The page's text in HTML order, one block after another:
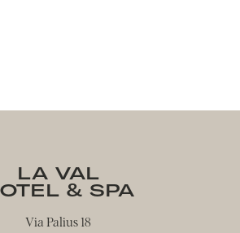
LA VAL
& SPA
Via Palius 18